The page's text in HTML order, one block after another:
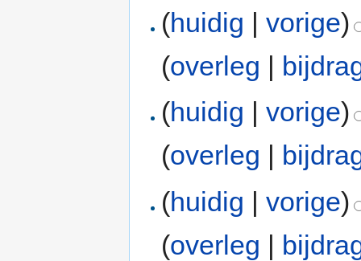
(huidig |vorige)
(overleg |
(huidig |vorige)
(overleg
(huidig |vorige)
(overleg |